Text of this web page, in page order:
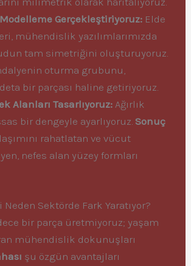
Gerçekleştiriyoruz: Elde
mühendislik yazılımlarımızda
tam simetriğini oluşturuyoruz.
oturma grubunu,
bir parçası haline getiriyoruz.
Alanları Tasarlıyoruz: Ağırlık
bir dengeyle ayarlıyoruz. Sonuç
rahatlatan ve vücut
nefes alan yüzey formları
Neden Sektörde Fark Yaratıyor?
bir parça üretmiyoruz; yaşam
mühendislik dokunuşları
şu özgün avantajları